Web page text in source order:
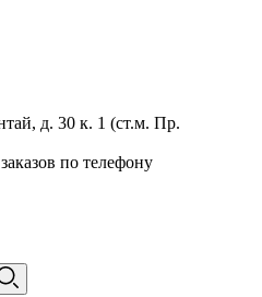
д. 30 к. 1 (ст.м. Пр.
по телефону